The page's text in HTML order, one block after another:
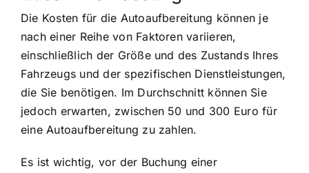
Die Kosten für die Autoaufbereitung können je
nach einer Reihe von Faktoren variieren,
einschließlich der Größe und des Zustands Ihres
Fahrzeugs und der spezifischen Dienstleistungen,
die Sie benötigen. Im Durchschnitt können Sie
jedoch erwarten, zwischen 50 und 300 Euro für
eine Autoaufbereitung zu zahlen.
Es ist wichtig, vor der Buchung einer